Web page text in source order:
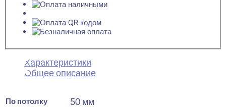
Характеристики
Общее описание
По потолку 50 мм